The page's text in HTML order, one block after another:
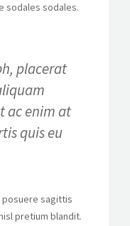
sodales sodales.
placerat
ac enim at
quis eu
sagittis
pretium blandit.